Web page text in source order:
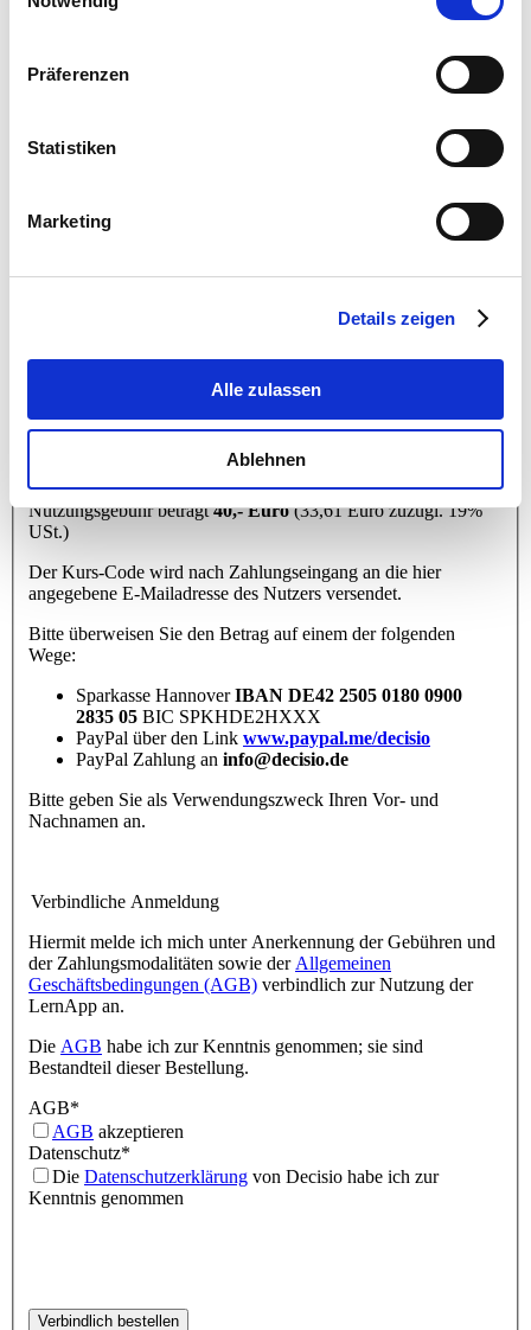
Präferenzen
Statistiken
Marketing
Details zeigen
Alle zulassen
Ablehnen
Straße / Hausnr.
ZAHLUNGSWEISE
Ich überweise an die Sparkasse Hannover IBAN DE42
Die LernApp für Level D und Basiszertifikat wird dem Nutzer
LernApp für Scrum wird dem Nutzer für eine Dauer von 4
Monaten zur Verfügung gestellt. Die einmalige
Nutzungsgebühr beträgt40,- Euro(33,61 Euro zuzügl. 19%
USt.)
Der Kurs-Code wird nach Zahlungseingang an die hier
angegebene E-Mailadresse des Nutzers versendet.
Bitte überweisen Sie den Betrag auf einem der folgenden
Wege:
Sparkasse HannoverIBAN DE42 2505 0180 0900
2835 05 BIC SPKHDE2HXXX
PayPal über den Link www.paypal.me/decisio
PayPal Zahlung an info@decisio.de
Bitte geben Sie als Verwendungszweck Ihren Vor- und
Nachnamen an.
Verbindliche Anmeldung
Hiermit melde ich mich unter Anerkennung der Gebühren und
der Zahlungsmodalitäten sowie der Allgemeinen
Geschäftsbedingungen (AGB) verbindlich zur Nutzung der
LernApp an.
Die AGB habe ich zur Kenntnis genommen; sie sind
Bestandteil dieser Bestellung.
AGB*
AGB akzeptieren
Datenschutz*
Die Datenschutzerklärung von Decisio habe ich zur
Kenntnis genommen